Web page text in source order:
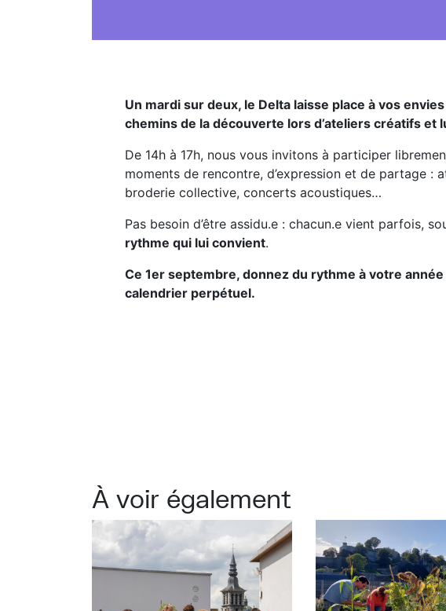
Un mardi sur deux, le Delta laisse place à vos
chemins de la découverte lors d’ateliers créatifs et
De 14h à 17h, nous vous invitons à participer
moments de rencontre, d’expression et de partage :
broderie collective, concerts acoustiques…
Pas besoin d’être assidu.e : chacun.e vient parfois,
rythme qui lui convient.
Ce 1er septembre, donnez du rythme à votre
calendrier perpétuel.
À voir également